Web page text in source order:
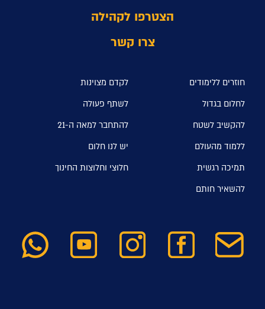
הצטרפו לקהילה
צרו קשר
חוזרים ללימודים
לקדם מצוינות
לחלום בגדול
לשתף פעולה
להקשיב לשטח
להתחבר למאה ה-21
ללמוד מהעולם
יש לנו חלום
תמיכה רגשית
חלוצי וחלוצות החינוך
להשאיר חותם